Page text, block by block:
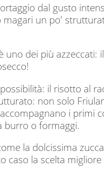
dal gusto
magari un po'
dei più azzeccati:
il risotto al
non solo
i primi
burro o formaggi.
la dolcissima
caso la scelta